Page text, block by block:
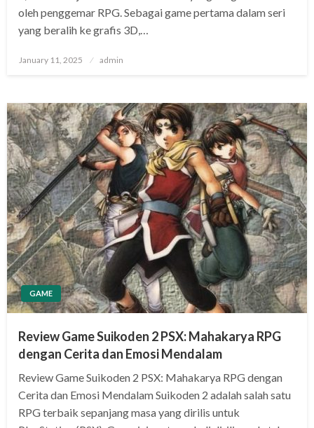
oleh penggemar RPG. Sebagai game pertama dalam seri
yang beralih ke grafis 3D,…
Posted
January 11, 2025 admin
GAME
Review Game Suikoden 2 PSX: Mahakarya RPG
dengan Cerita dan Emosi Mendalam
Review Game Suikoden 2 PSX: Mahakarya RPG dengan
Cerita dan Emosi Mendalam Suikoden 2 adalah salah satu
RPG terbaik sepanjang masa yang dirilis untuk